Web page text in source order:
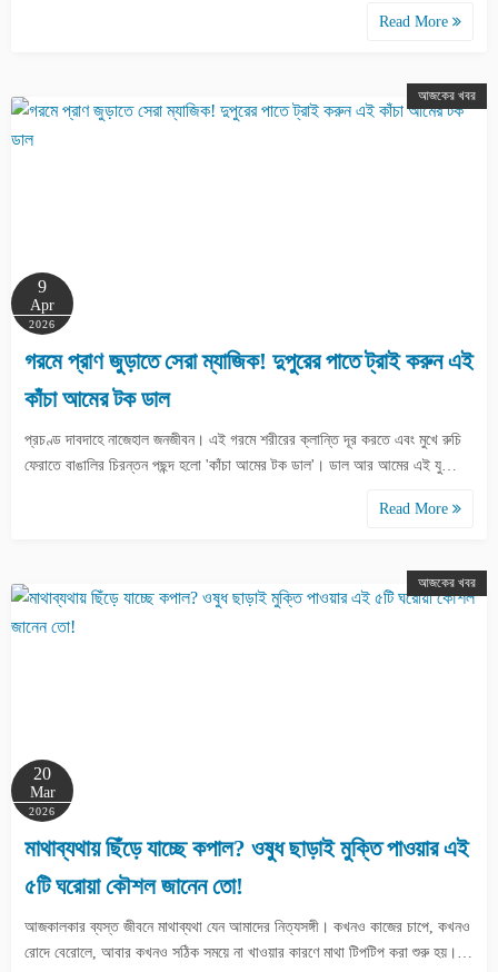
Read More
আজকের খবর
9
Apr
2026
গরমে প্রাণ জুড়াতে সেরা ম্যাজিক! দুপুরের পাতে ট্রাই করুন এই
কাঁচা আমের টক ডাল
প্রচণ্ড দাবদাহে নাজেহাল জনজীবন। এই গরমে শরীরের ক্লান্তি দূর করতে এবং মুখে রুচি
ফেরাতে বাঙালির চিরন্তন পছন্দ হলো 'কাঁচা আমের টক ডাল'। ডাল আর আমের এই যু…
Read More
আজকের খবর
20
Mar
2026
মাথাব্যথায় ছিঁড়ে যাচ্ছে কপাল? ওষুধ ছাড়াই মুক্তি পাওয়ার এই
৫টি ঘরোয়া কৌশল জানেন তো!
আজকালকার ব্যস্ত জীবনে মাথাব্যথা যেন আমাদের নিত্যসঙ্গী। কখনও কাজের চাপে, কখনও
রোদে বেরোলে, আবার কখনও সঠিক সময়ে না খাওয়ার কারণে মাথা টিপটিপ করা শুরু হয়।…